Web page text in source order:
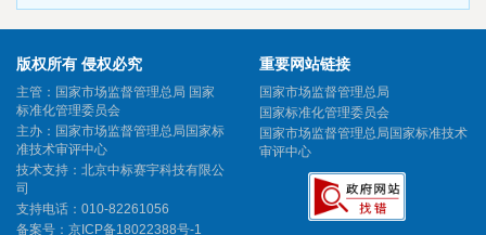
版权所有 侵权必究
主管：国家市场监督管理总局 国家
标准化管理委员会
主办：国家市场监督管理总局国家标
准技术审评中心
技术支持：北京中标赛宇科技有限公
司
支持电话：010-82261056
备案号： 京ICP备18022388号-1
重要网站链接
国家市场监督管理总局
国家标准化管理委员会
国家市场监督管理总局国家标准技术
审评中心